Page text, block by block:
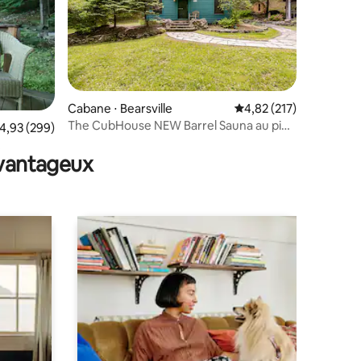
: 4,93 sur 5
moyenne sur la base de 299 commentaires : 4,93 sur 5
4,93 (299)
Cabane ⋅ Bearsville Évaluation moyenne
4,82 (217)
The CubHouse NEW Barrel Sauna au pied